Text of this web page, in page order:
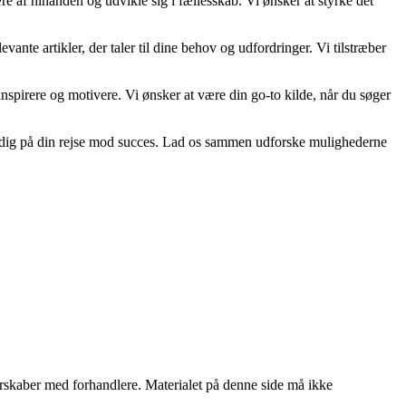
artikler, der taler til dine behov og udfordringer. Vi tilstræber
og motivere. Vi ønsker at være din go-to kilde, når du søger
på din rejse mod succes. Lad os sammen udforske mulighederne
med forhandlere. Materialet på denne side må ikke